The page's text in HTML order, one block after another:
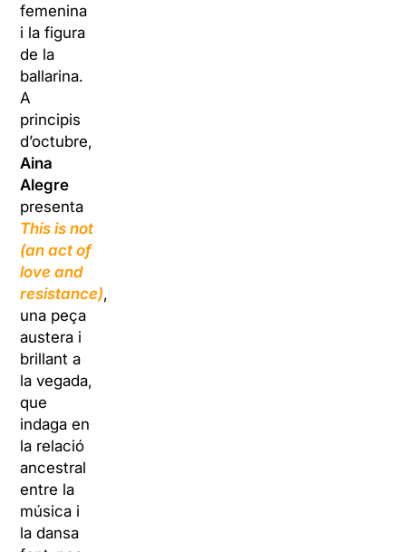
femenina
i la figura
de la
ballarina.
A
principis
d’octubre,
Aina
Alegre
presenta
This is not
(an act of
love and
resistance),
una peça
austera i
brillant a
la vegada,
que
indaga en
la relació
ancestral
entre la
música i
la dansa